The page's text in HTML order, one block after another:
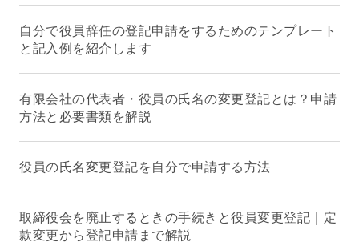
自分で役員辞任の登記申請をするためのテンプレート
と記入例を紹介します
有限会社の代表者・役員の氏名の変更登記とは？申請
方法と必要書類を解説
役員の氏名変更登記を自分で申請する方法
取締役会を廃止するときの手続きと役員変更登記｜定
款変更から登記申請まで解説